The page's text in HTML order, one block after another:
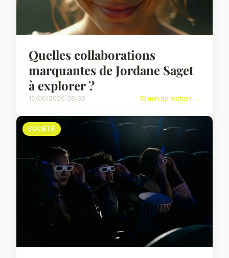
Quelles collaborations
marquantes de Jordane Saget
à explorer ?
15/06/2026 08:36 10 min de lecture →
SOCIÉTÉ